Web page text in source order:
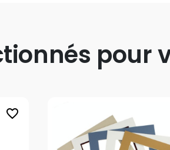
pour
favorite_border